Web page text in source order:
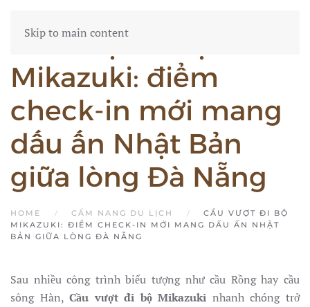
Skip to main content
Cầu vượt đi bộ
Mikazuki: điểm
check-in mới mang
dấu ấn Nhật Bản
giữa lòng Đà Nẵng
HOME CẨM NANG DU LỊCH
CẦU VƯỢT ĐI BỘ
MIKAZUKI: ĐIỂM CHECK-IN MỚI MANG DẤU ẤN NHẬT
BẢN GIỮA LÒNG ĐÀ NẴNG
Sau nhiều công trình biểu tượng như cầu Rồng hay cầu
sông Hàn,Cầu vượt đi bộ Mikazuki nhanh chóng trở